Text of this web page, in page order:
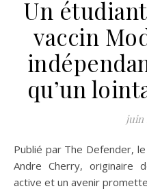
Un
vaccin
qu’un
juin
Publié par The Defender, le 3 avril 2023 À l’âge de 21 ans,
Andre Cherry, originaire
active et un avenir